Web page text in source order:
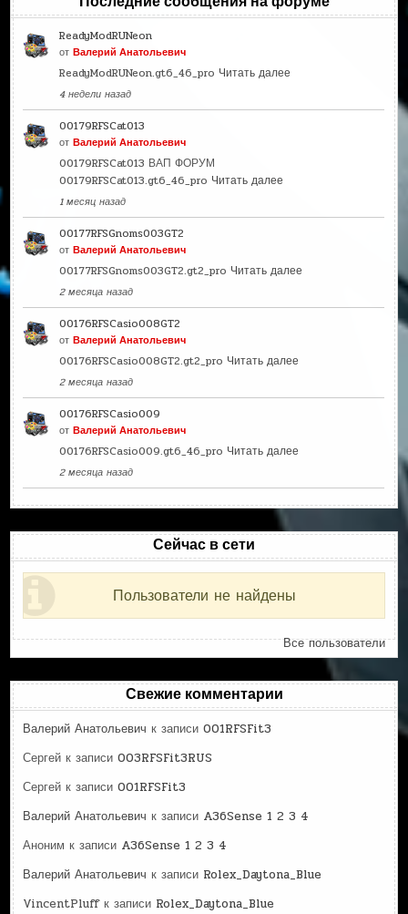
ReadyModRUNeon
отВалерий Анатольевич
ReadyModRUNeon.gt6_46_pro Читать далее
4 недели назад
00179RFSCat013
отВалерий Анатольевич
00179RFSCat013 ВАП ФОРУМ
00179RFSCat013.gt6_46_pro Читать далее
1 месяц назад
00177RFSGnoms003GT2
отВалерий Анатольевич
00177RFSGnoms003GT2.gt2_pro Читать далее
2 месяца назад
00176RFSCasio008GT2
отВалерий Анатольевич
00176RFSCasio008GT2.gt2_pro Читать далее
2 месяца назад
00176RFSCasio009
отВалерий Анатольевич
00176RFSCasio009.gt6_46_pro Читать далее
2 месяца назад
Сейчас в сети
Пользователи не найдены
Все пользователи
Свежие комментарии
Валерий Анатольевич к записи001RFSFit3
Сергей к записи003RFSFit3RUS
Сергей к записи001RFSFit3
Валерий Анатольевич к записи A36Sense 1 2 3 4
Аноним к записи A36Sense 1 2 3 4
Валерий Анатольевич к записи Rolex_Daytona_Blue
VincentPluffк записи Rolex_Daytona_Blue